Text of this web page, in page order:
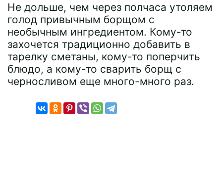
Не дольше, чем через полчаса утоляем
голод привычным борщом с
необычным ингредиентом. Кому-то
захочется традиционно добавить в
тарелку сметаны, кому-то поперчить
блюдо, а кому-то сварить борщ с
черносливом еще много-много раз.